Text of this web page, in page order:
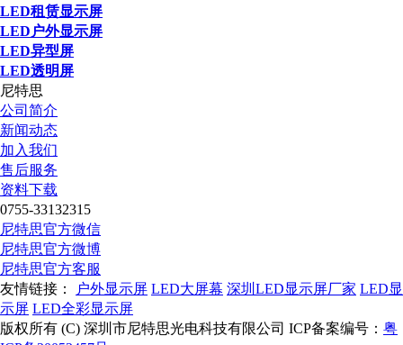
LED租赁显示屏
LED户外显示屏
LED异型屏
LED透明屏
尼特思
公司简介
新闻动态
加入我们
售后服务
资料下载
0755-33132315
尼特思官方微信
尼特思官方微博
尼特思官方客服
友情链接：
户外显示屏 LED大屏幕 深圳LED显示屏厂家 LED显
示屏 LED全彩显示屏
版权所有 (C) 深圳市尼特思光电科技有限公司 ICP备案编号： 粤